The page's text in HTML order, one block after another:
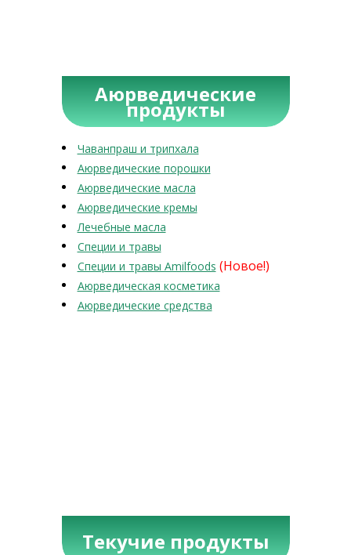
Аюрведические
продукты
Чаванпраш и трипхала
Аюрведические порошки
Аюрведические масла
Аюрведические кремы
Лечебные масла
Специи и травы
Специи и травы Amilfoods (Новое!)
Аюрведическая косметика
Аюрведические средства
Текучие продукты